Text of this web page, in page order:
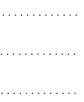
. . . . . . . . . . . .
. . . . . . . . . . . .
. . . . . . . . . . . .